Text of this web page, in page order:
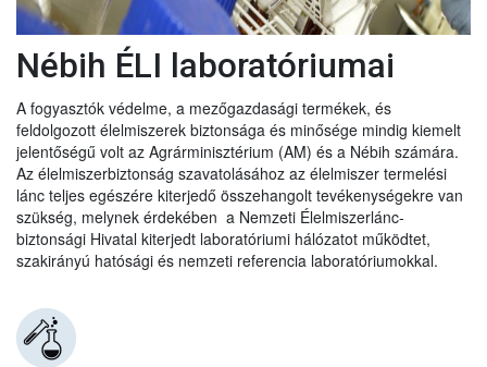
Nébih ÉLI laboratóriumai
A fogyasztók védelme, a mezőgazdasági termékek, és
feldolgozott élelmiszerek biztonsága és minősége mindig kiemelt
jelentőségű volt az Agrárminisztérium (AM) és a Nébih számára.
Az élelmiszerbiztonság szavatolásához az élelmiszer termelési
lánc teljes egészére kiterjedő összehangolt tevékenységekre van
szükség, melynek érdekében a Nemzeti Élelmiszerlánc-
biztonsági Hivatal kiterjedt laboratóriumi hálózatot működtet,
szakirányú hatósági és nemzeti referencia laboratóriumokkal.